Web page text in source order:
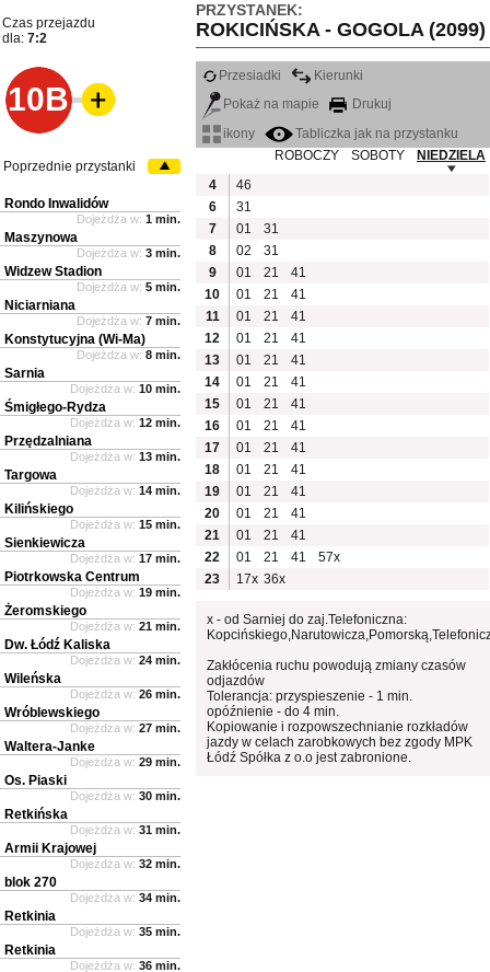
PRZYSTANEK:
ROKICIŃSKA - GOGOLA (2099)
Czas przejazdu
dla: 7:2
10B
Przesiadki
Kierunki
Pokaż na mapie
Drukuj
ikony
Tabliczka jak na przystanku
ROBOCZY
SOBOTY
NIEDZIELA
4
46
6
31
7
01
31
8
02
31
9
01 21
41
10
01 21
41
11
01 21
41
12
01 21
41
13
01 21
41
14
01 21
41
15
01 21
41
16
01 21
41
17
01 21
41
18
01 21
41
19
01 21
41
20
01 21
41
21
01 21
41
22
01 21 41
57x
23
17x 36x
x - od Sarniej do zaj.Telefoniczna:
Zakłócenia ruchu powodują zmiany czasów
odjazdów
Tolerancja: przyspieszenie - 1 min.
opóźnienie - do 4 min.
Kopiowanie i rozpowszechnianie rozkładów
jazdy w celach zarobkowych bez zgody MPK
Łódź Spółka z o.o jest zabronione.
Poprzednie przystanki
Rondo Inwalidów
Dojeżdża w: 1 min.
Maszynowa
Dojeżdża w: 3 min.
Widzew Stadion
Dojeżdża w: 5 min.
Niciarniana
Dojeżdża w: 7 min.
Konstytucyjna (Wi-Ma)
Dojeżdża w: 8 min.
Sarnia
Dojeżdża w: 10 min.
Śmigłego-Rydza
Dojeżdża w: 12 min.
Przędzalniana
Dojeżdża w: 13 min.
Targowa
Dojeżdża w: 14 min.
Kilińskiego
Dojeżdża w: 15 min.
Sienkiewicza
Dojeżdża w: 17 min.
Piotrkowska Centrum
Dojeżdża w: 19 min.
Żeromskiego
Dojeżdża w: 21 min.
Dw. Łódź Kaliska
Dojeżdża w: 24 min.
Wileńska
Dojeżdża w: 26 min.
Wróblewskiego
Dojeżdża w: 27 min.
Waltera-Janke
Dojeżdża w: 29 min.
Os. Piaski
Dojeżdża w: 30 min.
Retkińska
Dojeżdża w: 31 min.
Armii Krajowej
Dojeżdża w: 32 min.
blok 270
Dojeżdża w: 34 min.
Retkinia
Dojeżdża w: 35 min.
Retkinia
Dojeżdża w: 36 min.